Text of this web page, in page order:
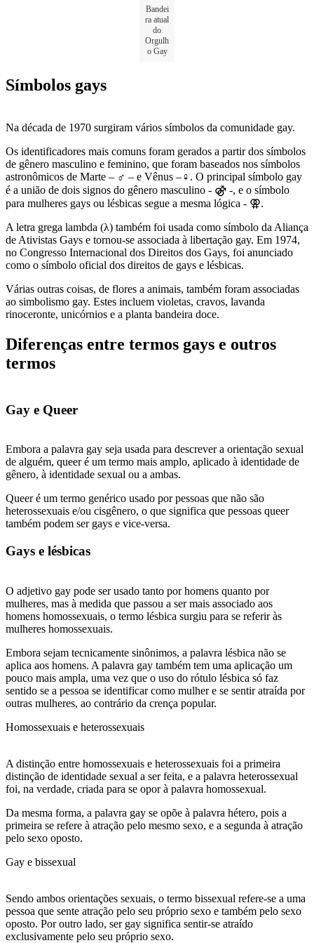
Bandei
ra atual
do
Orgulh
o Gay
Símbolos gays
Na década de 1970 surgiram vários símbolos da comunidade gay.
Os identificadores mais comuns foram gerados a partir dos símbolos
de gênero masculino e feminino, que foram baseados nos símbolos
astronômicos de Marte – ♂ – e Vênus –♀. O principal símbolo gay
é a união de dois signos do gênero masculino - ⚣ -, e o símbolo
para mulheres gays ou lésbicas segue a mesma lógica - ⚢.
A letra grega lambda (λ) também foi usada como símbolo da Aliança
de Ativistas Gays e tornou-se associada à libertação gay. Em 1974,
no Congresso Internacional dos Direitos dos Gays, foi anunciado
como o símbolo oficial dos direitos de gays e lésbicas.
Várias outras coisas, de flores a animais, também foram associadas
ao simbolismo gay. Estes incluem violetas, cravos, lavanda
rinoceronte, unicórnios e a planta bandeira doce.
Diferenças entre termos gays e outros
termos
Gay e Queer
Embora a palavra gay seja usada para descrever a orientação sexual
de alguém, queer é um termo mais amplo, aplicado à identidade de
gênero, à identidade sexual ou a ambas.
Queer é um termo genérico usado por pessoas que não são
heterossexuais e/ou cisgênero, o que significa que pessoas queer
também podem ser gays e vice-versa.
Gays e lésbicas
O adjetivo gay pode ser usado tanto por homens quanto por
mulheres, mas à medida que passou a ser mais associado aos
homens homossexuais, o termo lésbica surgiu para se referir às
mulheres homossexuais.
Embora sejam tecnicamente sinônimos, a palavra lésbica não se
aplica aos homens. A palavra gay também tem uma aplicação um
pouco mais ampla, uma vez que o uso do rótulo lésbica só faz
sentido se a pessoa se identificar como mulher e se sentir atraída por
outras mulheres, ao contrário da crença popular.
Homossexuais e heterossexuais
A distinção entre homossexuais e heterossexuais foi a primeira
distinção de identidade sexual a ser feita, e a palavra heterossexual
foi, na verdade, criada para se opor à palavra homossexual.
Da mesma forma, a palavra gay se opõe à palavra hétero, pois a
primeira se refere à atração pelo mesmo sexo, e a segunda à atração
pelo sexo oposto.
Gay e bissexual
Sendo ambos orientações sexuais, o termo bissexual refere-se a uma
pessoa que sente atração pelo seu próprio sexo e também pelo sexo
oposto. Por outro lado, ser gay significa sentir-se atraído
exclusivamente pelo seu próprio sexo.